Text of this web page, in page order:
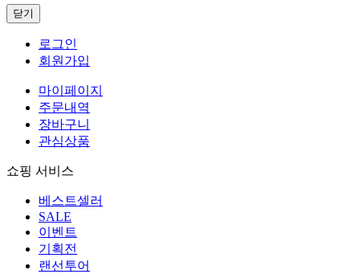
닫기
로그인
회원가입
마이페이지
주문내역
장바구니
관심상품
쇼핑 서비스
베스트셀러
SALE
이벤트
기획전
랜선투어